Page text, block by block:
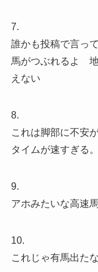
7.
誰かも投稿で言っ
馬がつぶれるよ 地
えない
8.
これは脚部に不安
タイムが速すぎる。
9.
アホみたいな高速
10.
これじゃ有馬出た